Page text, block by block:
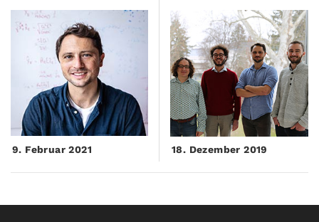
9. Februar 2021 18. Dezember 2019